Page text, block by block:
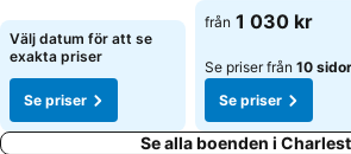
Se priser
Välj datum för att se
exakta priser
Se priser
Se priser
från 1 030 kr
Se priser från 10 sidor
Se priser
Se alla boenden i